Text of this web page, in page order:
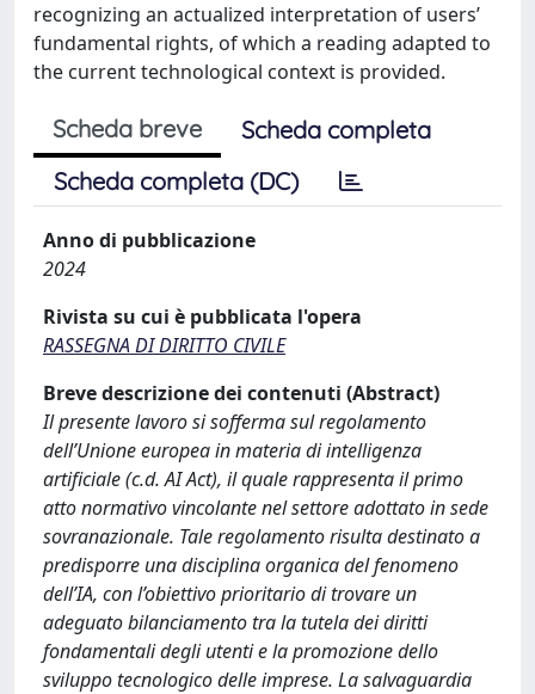
recognizing an actualized interpretation of users’
fundamental rights, of which a reading adapted to
the current technological context is provided.
Scheda breve
Scheda completa
Scheda completa (DC)
Anno di pubblicazione
2024
Rivista su cui è pubblicata l'opera
RASSEGNA DI DIRITTO CIVILE
Breve descrizione dei contenuti (Abstract)
Il presente lavoro si sofferma sul regolamento
dell’Unione europea in materia di intelligenza
artificiale (c.d. AI Act), il quale rappresenta il primo
atto normativo vincolante nel settore adottato in sede
sovranazionale. Tale regolamento risulta destinato a
predisporre una disciplina organica del fenomeno
dell’IA, con l’obiettivo prioritario di trovare un
adeguato bilanciamento tra la tutela dei diritti
fondamentali degli utenti e la promozione dello
sviluppo tecnologico delle imprese. La salvaguardia